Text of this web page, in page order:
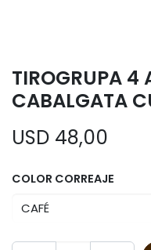
TIROGRUPA 4
CABALGATA
USD 48,00
COLOR CORREAJE